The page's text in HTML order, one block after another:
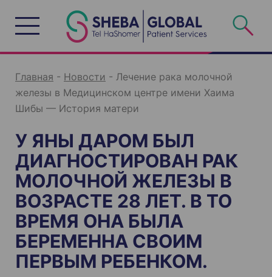
c
Главная - Новости - Лечение рака молочной
железы в Медицинском центре имени Хаима
Шибы — История матери
У ЯНЫ ДАРОМ БЫЛ
ДИАГНОСТИРОВАН РАК
МОЛОЧНОЙ ЖЕЛЕЗЫ В
ВОЗРАСТЕ 28 ЛЕТ. В ТО
ВРЕМЯ ОНА БЫЛА
БЕРЕМЕННА СВОИМ
ПЕРВЫМ РЕБЕНКОМ.